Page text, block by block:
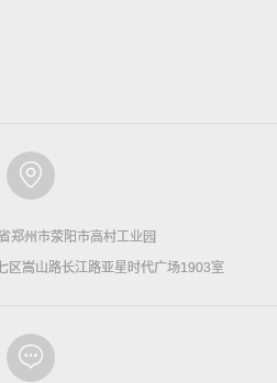
郑州市荥阳市高村工业园
区嵩山路长江路亚星时代广场1903室